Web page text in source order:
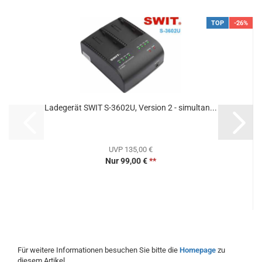
TOP -26%
Ladegerät SWIT S-3602U, Version 2 - simultan...
UVP 135,00 €
Nur 99,00 €**
Für weitere Informationen besuchen Sie bitte die Homepage zu